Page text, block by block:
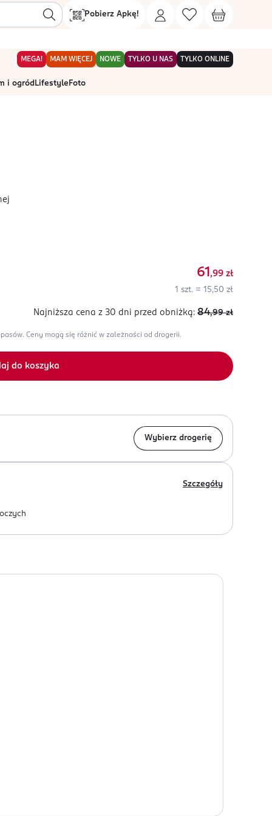
Pobierz Apkę!
MEGA! MAM WIĘCEJ NOWE TYLKO U NAS TYLKO ONLINE
i ogród Lifestyle Foto
61 ,99 zł
1 szt. = 15,50 zł
Najniższa cena z 30 dni przed obniżką: 84,99 zł
Ceny mogą się różnić w zależności od drogerii.
do koszyka
Wybierz drogerię
Szczegóły